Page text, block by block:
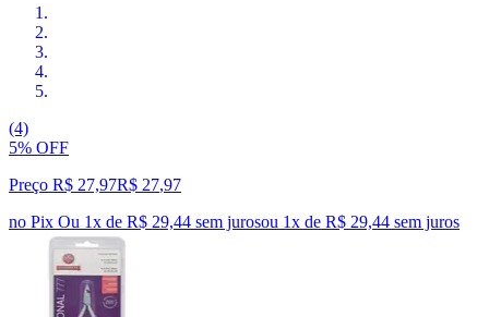
(4)
5% OFF
Preço R$ 27,97R$ 27,97
no Pix Ou 1x de R$ 29,44 sem jurosou 1x de R$ 29,44 sem juros